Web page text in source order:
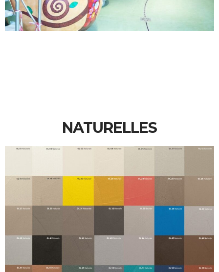
NATURELLES